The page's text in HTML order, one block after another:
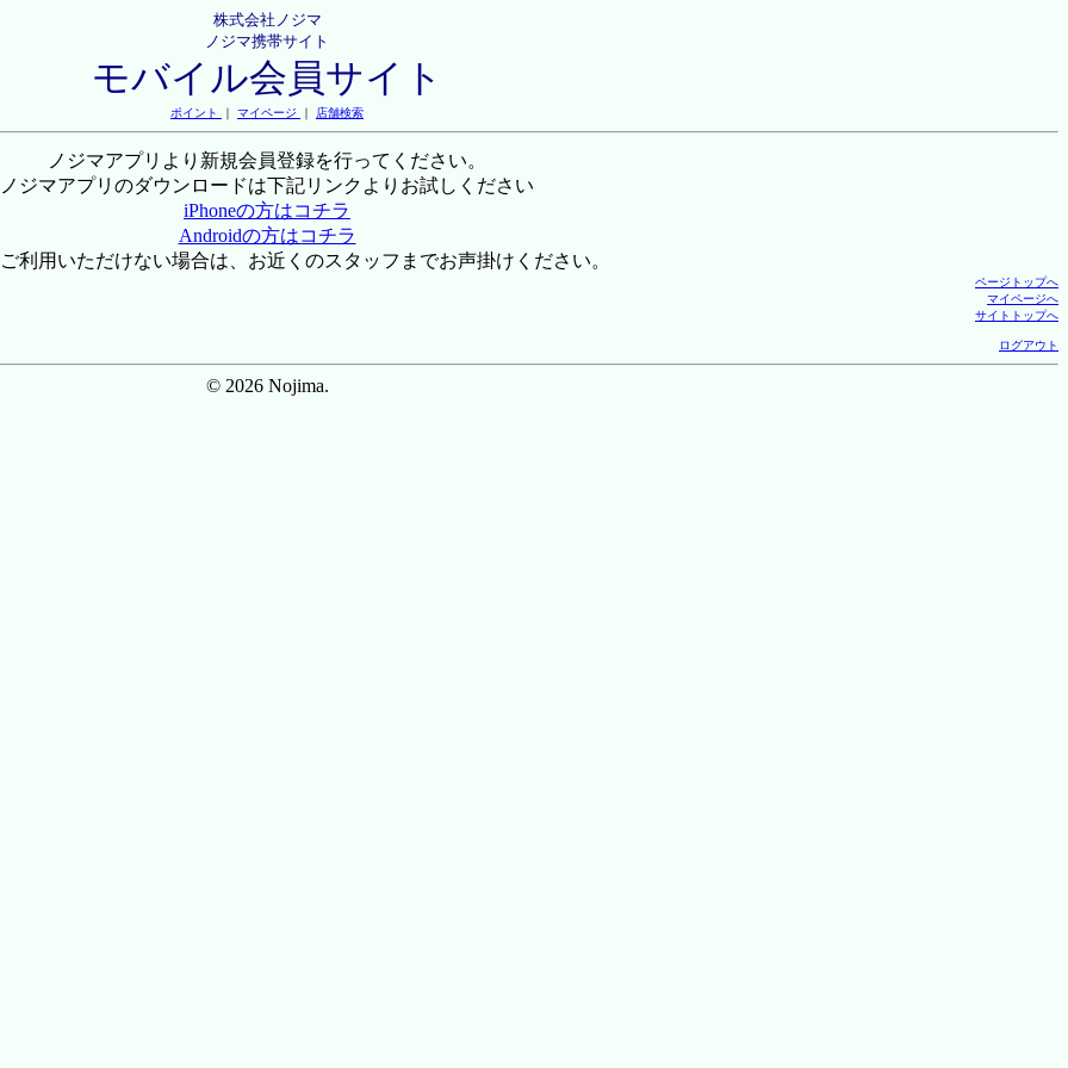
株式会社ノジマ
ノジマ携帯サイト
モバイル会員サイト
ポイント ｜ マイページ ｜ 店舗検索
ノジマアプリより新規会員登録を行ってください。
ノジマアプリのダウンロードは下記リンクよりお試しください
iPhoneの方はコチラ
Androidの方はコチラ
利用いただけない場合は、お近くのスタッフまでお声掛けください。
ページトップへ
マイページへ
サイトトップへ
ログアウト
© 2026 Nojima.